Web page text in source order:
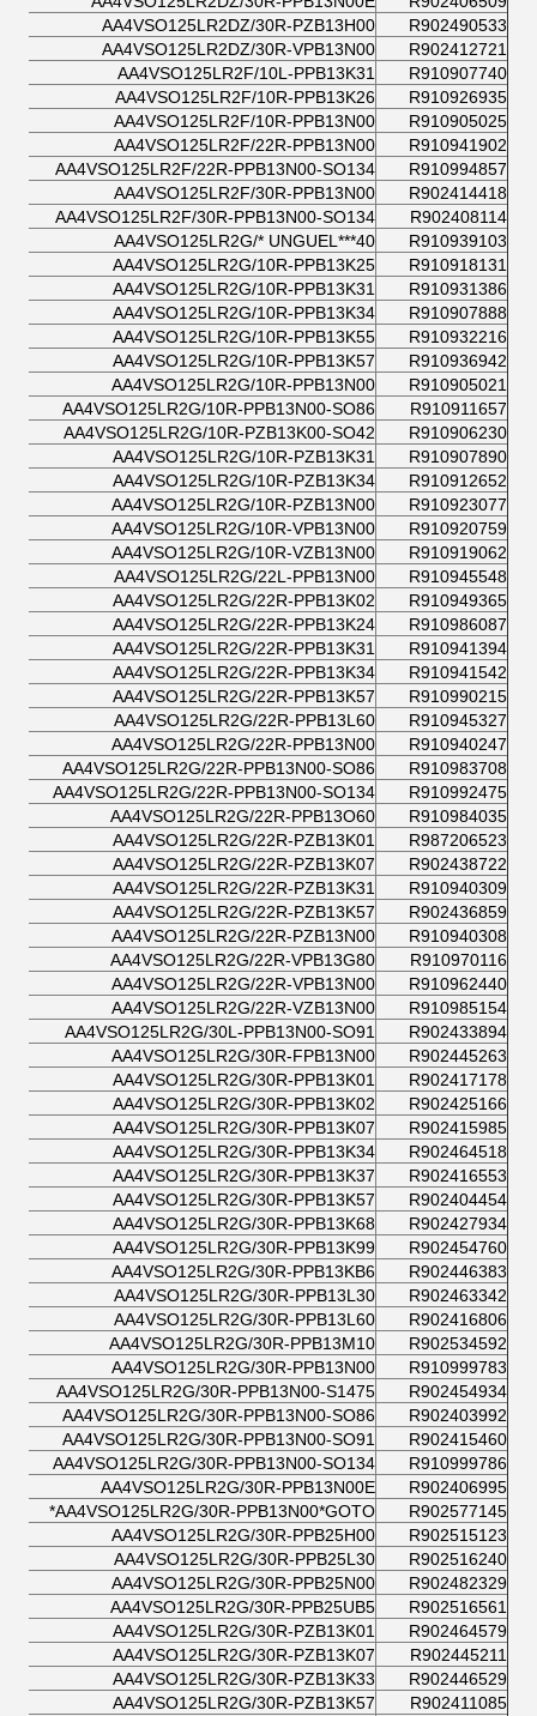
R902490533
AA4VSO125LR2DZ/30R-PZB13H00
R902412721
AA4VSO125LR2DZ/30R-VPB13N00
R910907740
AA4VSO125LR2F/10L-PPB13K31
R910926935
AA4VSO125LR2F/10R-PPB13K26
R910905025
AA4VSO125LR2F/10R-PPB13N00
R910941902
AA4VSO125LR2F/22R-PPB13N00
R910994857
AA4VSO125LR2F/22R-PPB13N00-SO134
R902414418
AA4VSO125LR2F/30R-PPB13N00
R902408114
AA4VSO125LR2F/30R-PPB13N00-SO134
R910939103
AA4VSO125LR2G/* UNGUEL***40
R910918131
AA4VSO125LR2G/10R-PPB13K25
R910931386
AA4VSO125LR2G/10R-PPB13K31
R910907888
AA4VSO125LR2G/10R-PPB13K34
R910932216
AA4VSO125LR2G/10R-PPB13K55
R910936942
AA4VSO125LR2G/10R-PPB13K57
R910905021
AA4VSO125LR2G/10R-PPB13N00
R910911657
AA4VSO125LR2G/10R-PPB13N00-SO86
R910906230
AA4VSO125LR2G/10R-PZB13K00-SO42
R910907890
AA4VSO125LR2G/10R-PZB13K31
R910912652
AA4VSO125LR2G/10R-PZB13K34
R910923077
AA4VSO125LR2G/10R-PZB13N00
R910920759
AA4VSO125LR2G/10R-VPB13N00
R910919062
AA4VSO125LR2G/10R-VZB13N00
R910945548
AA4VSO125LR2G/22L-PPB13N00
R910949365
AA4VSO125LR2G/22R-PPB13K02
R910986087
AA4VSO125LR2G/22R-PPB13K24
R910941394
AA4VSO125LR2G/22R-PPB13K31
R910941542
AA4VSO125LR2G/22R-PPB13K34
R910990215
AA4VSO125LR2G/22R-PPB13K57
R910945327
AA4VSO125LR2G/22R-PPB13L60
R910940247
AA4VSO125LR2G/22R-PPB13N00
R910983708
AA4VSO125LR2G/22R-PPB13N00-SO86
R910992475
AA4VSO125LR2G/22R-PPB13N00-SO134
R910984035
AA4VSO125LR2G/22R-PPB13O60
R987206523
AA4VSO125LR2G/22R-PZB13K01
R902438722
AA4VSO125LR2G/22R-PZB13K07
R910940309
AA4VSO125LR2G/22R-PZB13K31
R902436859
AA4VSO125LR2G/22R-PZB13K57
R910940308
AA4VSO125LR2G/22R-PZB13N00
R910970116
AA4VSO125LR2G/22R-VPB13G80
R910962440
AA4VSO125LR2G/22R-VPB13N00
R910985154
AA4VSO125LR2G/22R-VZB13N00
R902433894
AA4VSO125LR2G/30L-PPB13N00-SO91
R902445263
AA4VSO125LR2G/30R-FPB13N00
R902417178
AA4VSO125LR2G/30R-PPB13K01
R902425166
AA4VSO125LR2G/30R-PPB13K02
R902415985
AA4VSO125LR2G/30R-PPB13K07
R902464518
AA4VSO125LR2G/30R-PPB13K34
R902416553
AA4VSO125LR2G/30R-PPB13K37
R902404454
AA4VSO125LR2G/30R-PPB13K57
R902427934
AA4VSO125LR2G/30R-PPB13K68
R902454760
AA4VSO125LR2G/30R-PPB13K99
R902446383
AA4VSO125LR2G/30R-PPB13KB6
R902463342
AA4VSO125LR2G/30R-PPB13L30
R902416806
AA4VSO125LR2G/30R-PPB13L60
R902534592
AA4VSO125LR2G/30R-PPB13M10
R910999783
AA4VSO125LR2G/30R-PPB13N00
R902454934
AA4VSO125LR2G/30R-PPB13N00-S1475
R902403992
AA4VSO125LR2G/30R-PPB13N00-SO86
R902415460
AA4VSO125LR2G/30R-PPB13N00-SO91
R910999786
AA4VSO125LR2G/30R-PPB13N00-SO134
R902406995
AA4VSO125LR2G/30R-PPB13N00E
R902577145
AA4VSO125LR2G/30R-PPB13N00*GOTO*
R902515123
AA4VSO125LR2G/30R-PPB25H00
R902516240
AA4VSO125LR2G/30R-PPB25L30
R902482329
AA4VSO125LR2G/30R-PPB25N00
R902516561
AA4VSO125LR2G/30R-PPB25UB5
R902464579
AA4VSO125LR2G/30R-PZB13K01
R902445211
AA4VSO125LR2G/30R-PZB13K07
R902446529
AA4VSO125LR2G/30R-PZB13K33
R902411085
AA4VSO125LR2G/30R-PZB13K57